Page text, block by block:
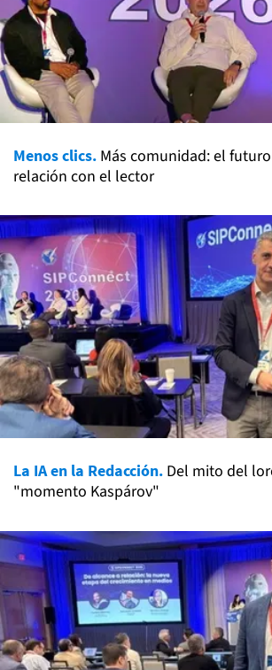
Menos clics. Más comunidad: el
relación con el lector
La IA en la Redacción. Del mito del
"momento Kaspárov"